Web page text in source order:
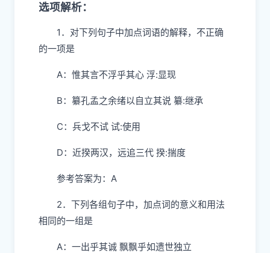
选项解析：
1．对下列句子中加点词语的解释，不正确
的一项是
A：惟其言不浮乎其心 浮:显现
B：纂孔孟之余绪以自立其说 纂:继承
C：兵戈不试 试:使用
D：近揆两汉，远追三代 揆:揣度
参考答案为：A
2．下列各组句子中，加点词的意义和用法
相同的一组是
A：一出乎其诚 飘飘乎如遗世独立